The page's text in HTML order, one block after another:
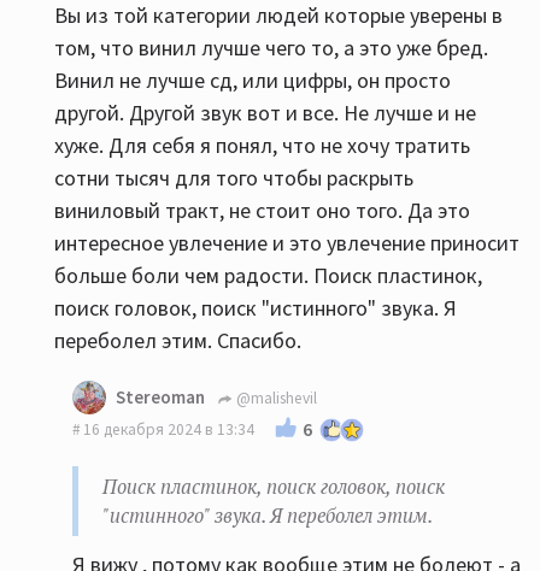
Вы из той категории людей которые уверены в
том, что винил лучше чего то, а это уже бред.
Винил не лучше сд, или цифры, он просто
другой. Другой звук вот и все. Не лучше и не
хуже. Для себя я понял, что не хочу тратить
сотни тысяч для того чтобы раскрыть
виниловый тракт, не стоит оно того. Да это
интересное увлечение и это увлечение приносит
больше боли чем радости. Поиск пластинок,
поиск головок, поиск "истинного" звука. Я
переболел этим. Спасибо.
Stereoman
@malishevil
16 декабря 2024 в 13:34
6
Поиск пластинок, поиск головок, поиск
"истинного" звука. Я переболел этим.
Я вижу , потому как вообще этим не болеют - а